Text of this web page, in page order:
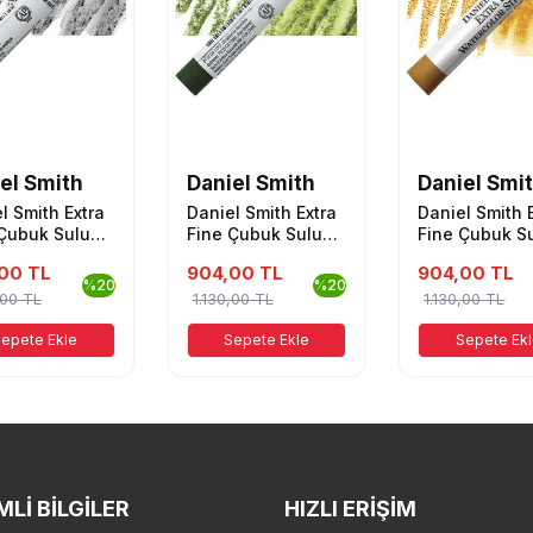
Smith
Smith Extra
Sulu
TL
TL
%20
Ekle
Daniel Smith
Daniel Smith Extra
Fine Çubuk Sulu
904,00 TL
1.130,00TL
%20
Sepete Ekle
Daniel
Daniel Smith
Fine Çubuk
Ochre
904,00 TL
1.130,00TL
Sepete
BILGILER HIZLI ERIŞIM